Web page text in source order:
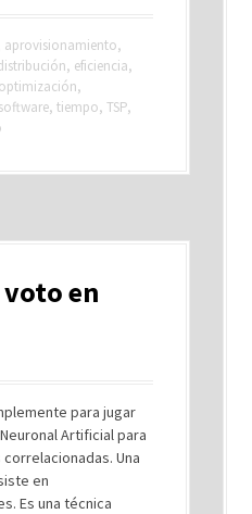
aprovisionamiento,
, eficiencia,
optimización,
software, tiempo, TSP,
en
para jugar
Artificial para
Una
en
Es una técnica